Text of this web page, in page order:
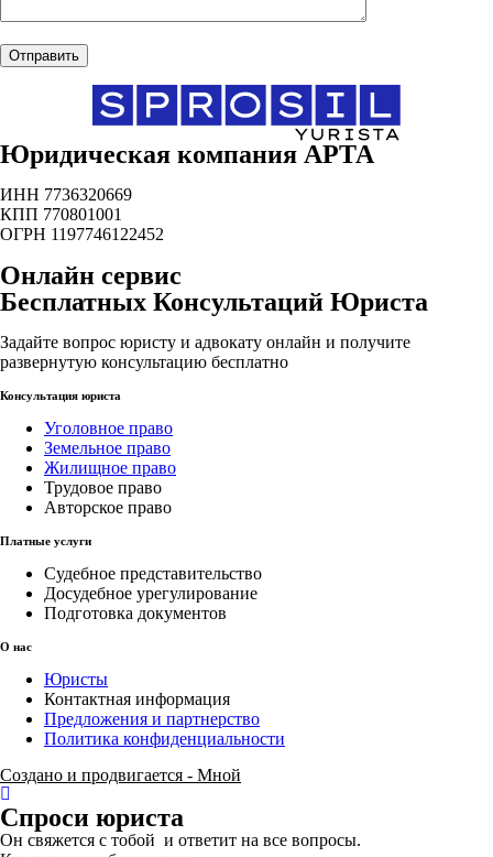
Юридическая компания АРТА
ИНН 7736320669
КПП 770801001
ОГРН 1197746122452
Онлайн сервис
Бесплатных Консультаций Юриста
Задайте вопрос юристу и адвокату онлайн и получите
развернутую консультацию бесплатно
Консультация юриста
Уголовное право
Земельное право
Жилищное право
Трудовое право
Авторское право
Платные услуги
Судебное представительство
Досудебное урегулирование
Подготовка документов
О нас
Юристы
Контактная информация
Предложения и партнерство
Политика конфиденциальности
Создано и продвигается - Мной
Спроси юриста
Он свяжется с тобой и ответит на все вопросы.